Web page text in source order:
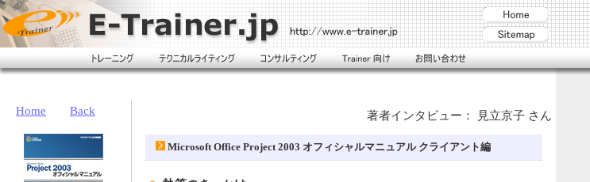
Home Back 著者インタビュー： 見立京子 さん
Microsoft Office Project 2003 オフィシャルマニュアル クライアント編